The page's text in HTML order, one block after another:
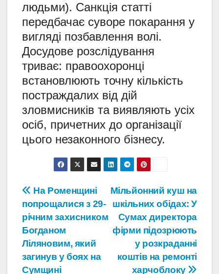
людьми). Санкція статті
передбачає суворе покарання у
вигляді позбавлення волі.
Досудове розслідування
триває: правоохоронці
встановлюють точну кількість
постраждалих від дій
зловмисників та виявляють усіх
осіб, причетних до організації
цього незаконного бізнесу.
Навігація
записів
Мільйонний куш на
шкільних обідах: У
Сумах директора
фірми підозрюють
у розкраданні
коштів на ремонті
харчоблоку
На Роменщині
попрощалися з 29-
річним захисником
Богданом
Ліляновим, який
загинув у боях на
Сумщині